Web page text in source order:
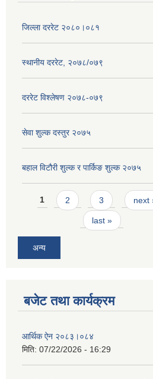
जिल्ला दररेट २०८०।०८१
स्थानीय दररेट, २०७८/०७९
दररेट विश्लेषण २०७८-०७९
सेवा शुल्क दस्तुर २०७५
बहाल विटौरी शुल्क र पार्किङ शुल्क २०७५
Pages
1 2 3 next
last »
अन्य
बजेट तथा कार्यक्रम
आर्थिक ऐन २०८३।०८४
मिति: 07/22/2026 - 16:29